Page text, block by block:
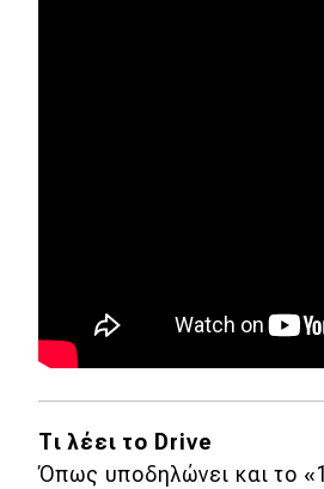
Τι λέει το Drive
Όπως υποδηλώνει και το